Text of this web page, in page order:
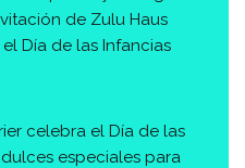
de Zulu Haus
Día de las Infancias
celebra el Día de las
especiales para